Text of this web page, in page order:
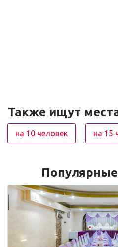
Также ищут
на 10 человек на 15